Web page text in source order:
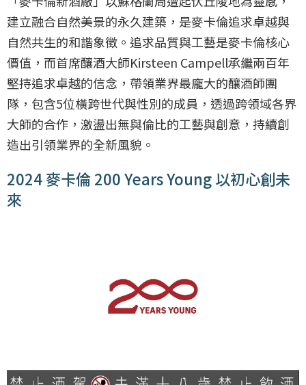
建立融合自然美景的永久建築，是麥卡倫追求卓越與
自然共生的和諧象徵。追求品質與工藝是麥卡倫核心
價值，而首席釀酒大師Kirsteen Campell承繼兩百年
堅持追求卓越的信念，帶領業界最龐大的釀酒師團
隊，包含5位橫跨世代與性別的成員，透過跨領域各界
大師的合作，激盪出無與倫比的工藝與創意，持續創
造出引領業界的全新風貌。
2024 麥卡倫 200 Years Young 以初心創未
來